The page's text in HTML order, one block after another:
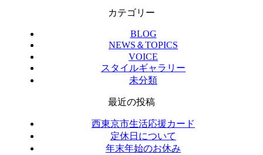
カテゴリー
BLOG
NEWS＆TOPICS
VOICE
スタイルギャラリー
未分類
最近の投稿
西東京市生活応援カード
定休日について
年末年始のお休み